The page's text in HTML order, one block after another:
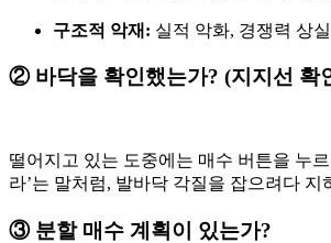
구조적 악재: 실적 악화, 경쟁력 상
② 바닥을 확인했는가? (지지선 확
떨어지고 있는 도중에는 매수 버튼을 누
라’는 말처럼, 발바닥 각질을 잡으려다 지
③ 분할 매수 계획이 있는가?